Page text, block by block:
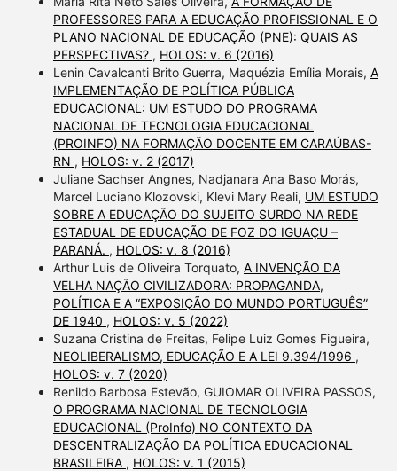
PROFESSORES PARA A EDUCAÇÃO PROFISSIONAL E O
PLANO NACIONAL DE EDUCAÇÃO (PNE): QUAIS AS
PERSPECTIVAS? , HOLOS: v. 6 (2016)
Lenin Cavalcanti Brito Guerra, Maquézia Emília Morais, A
IMPLEMENTAÇÃO DE POLÍTICA PÚBLICA
EDUCACIONAL: UM ESTUDO DO PROGRAMA
NACIONAL DE TECNOLOGIA EDUCACIONAL
(PROINFO) NA FORMAÇÃO DOCENTE EM CARAÚBAS-
RN , HOLOS: v. 2 (2017)
Juliane Sachser Angnes, Nadjanara Ana Baso Morás,
Marcel Luciano Klozovski, Klevi Mary Reali, UM ESTUDO
SOBRE A EDUCAÇÃO DO SUJEITO SURDO NA REDE
ESTADUAL DE EDUCAÇÃO DE FOZ DO IGUAÇU –
PARANÁ. , HOLOS: v. 8 (2016)
Arthur Luis de Oliveira Torquato, A INVENÇÃO DA
VELHA NAÇÃO CIVILIZADORA: PROPAGANDA,
POLÍTICA E A “EXPOSIÇÃO DO MUNDO PORTUGUÊS”
DE 1940 , HOLOS: v. 5 (2022)
Suzana Cristina de Freitas, Felipe Luiz Gomes Figueira,
NEOLIBERALISMO, EDUCAÇÃO E A LEI 9.394/1996 ,
HOLOS: v. 7 (2020)
Renildo Barbosa Estevão, GUIOMAR OLIVEIRA PASSOS,
O PROGRAMA NACIONAL DE TECNOLOGIA
EDUCACIONAL (ProInfo) NO CONTEXTO DA
DESCENTRALIZAÇÃO DA POLÍTICA EDUCACIONAL
BRASILEIRA , HOLOS: v. 1 (2015)